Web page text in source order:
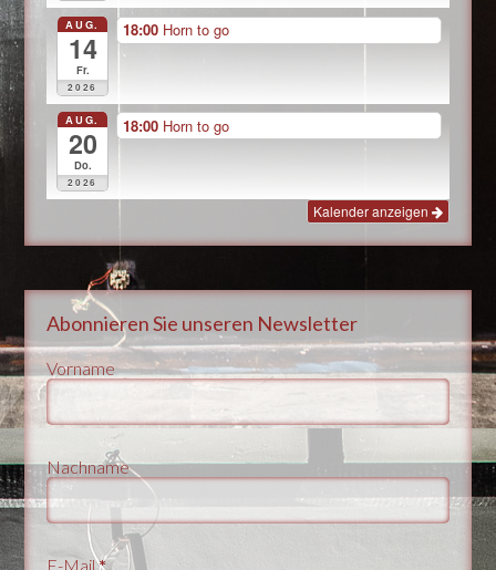
AUG.
14
Fr.
2026
18:00 Horn to go
AUG.
20
Do.
2026
18:00 Horn to go
Kalender anzeigen
Abonnieren Sie unseren Newsletter
Vorname
Nachname
E-Mail*